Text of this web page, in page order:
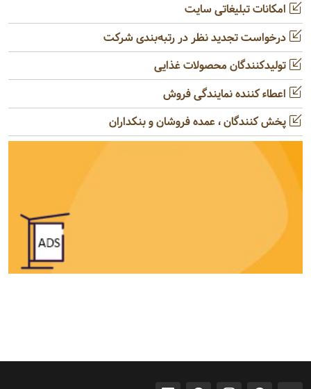
امکانات تبلیغاتی سایت
درخواست تجدید نظر در رتبه‌بندی شرکت
تولیدکنندگان محصولات غذایی
اعطاء کننده نمایندگی فروش
پخش کنندگان ، عمده فروشان و بنکداران